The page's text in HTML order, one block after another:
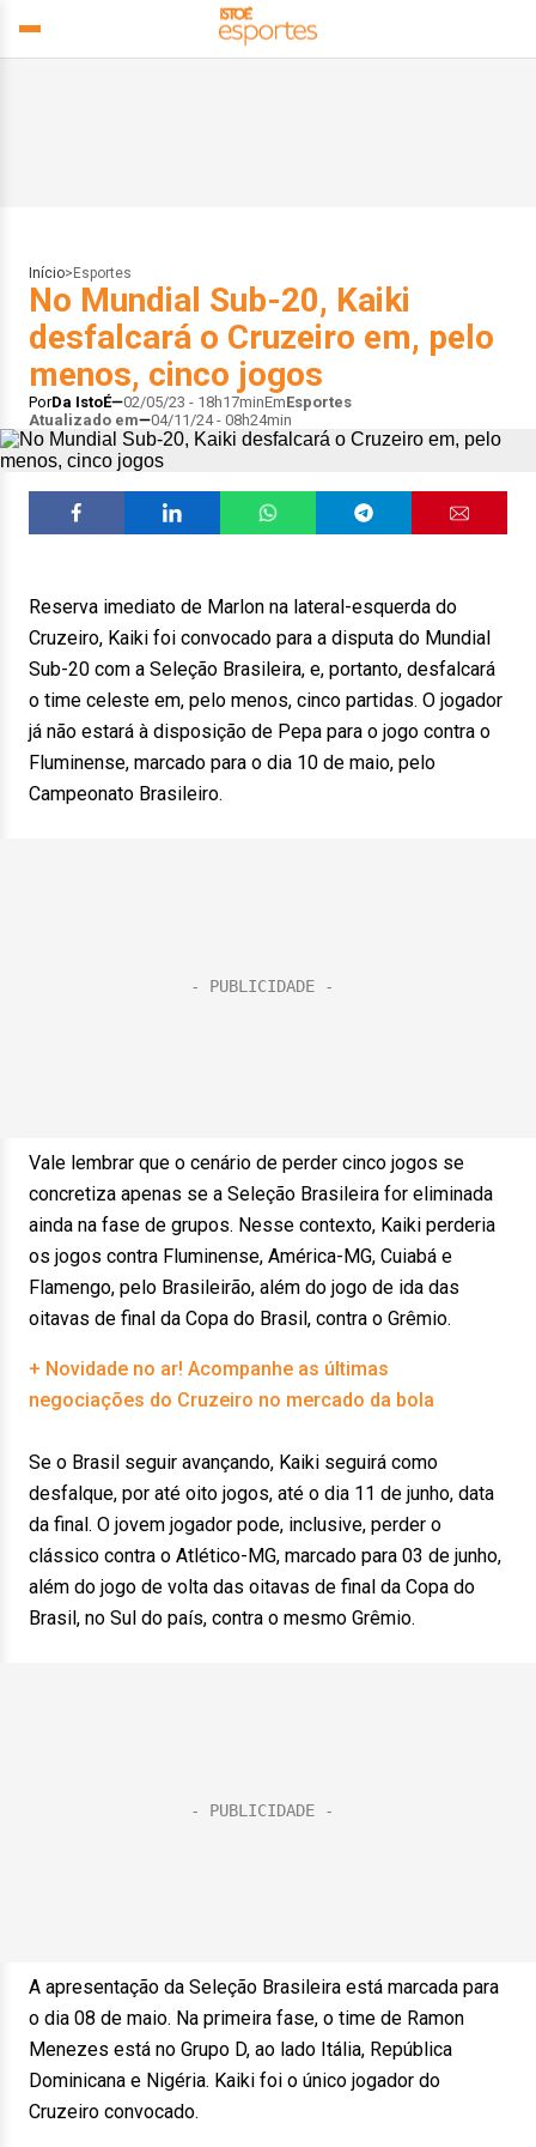
Início> Esportes
No Mundial Sub-20, Kaiki
desfalcará o Cruzeiro em, pelo
menos, cinco jogos
PorDa IstoÉ 02/05/23 - 18h17minEmEsportes
Atualizado em
04/11/24 - 08h24min
Reserva imediato de Marlon na lateral-esquerda do
Cruzeiro, Kaiki foi convocado para a disputa do Mundial
Sub-20 com a Seleção Brasileira, e, portanto, desfalcará
o time celeste em, pelo menos, cinco partidas. O jogador
já não estará à disposição de Pepa para o jogo contra o
Fluminense, marcado para o dia 10 de maio, pelo
Campeonato Brasileiro.
Vale lembrar que o cenário de perder cinco jogos se
concretiza apenas se a Seleção Brasileira for eliminada
ainda na fase de grupos. Nesse contexto, Kaiki perderia
os jogos contra Fluminense, América-MG, Cuiabá e
Flamengo, pelo Brasileirão, além do jogo de ida das
oitavas de final da Copa do Brasil, contra o Grêmio.
+ Novidade no ar! Acompanhe as últimas
negociações do Cruzeiro no mercado da bola
Se o Brasil seguir avançando, Kaiki seguirá como
desfalque, por até oito jogos, até o dia 11 de junho, data
da final. O jovem jogador pode, inclusive, perder o
clássico contra o Atlético-MG, marcado para 03 de junho,
além do jogo de volta das oitavas de final da Copa do
Brasil, no Sul do país, contra o mesmo Grêmio.
A apresentação da Seleção Brasileira está marcada para
o dia 08 de maio. Na primeira fase, o time de Ramon
Menezes está no Grupo D, ao lado Itália, República
Dominicana e Nigéria. Kaiki foi o único jogador do
Cruzeiro convocado.